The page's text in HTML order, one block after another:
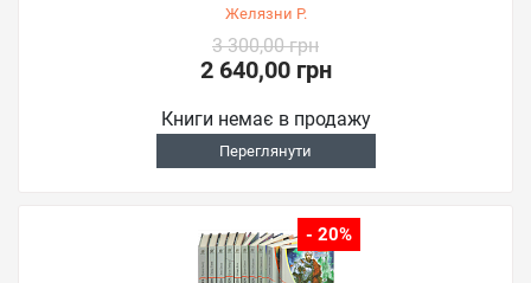
Желязни Р.
3 300,00 грн
2 640,00 грн
Книги немає в продажу
Переглянути
- 20%